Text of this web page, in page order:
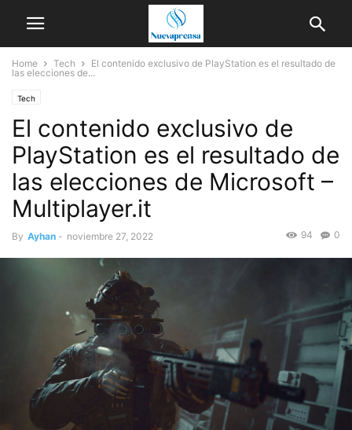
Home Tech
El contenido exclusivo de PlayStation es el resultado de
las elecciones de...
Tech
El contenido exclusivo de
PlayStation es el resultado de
las elecciones de Microsoft –
Multiplayer.it
By Ayhan - noviembre 27, 2022 0
94